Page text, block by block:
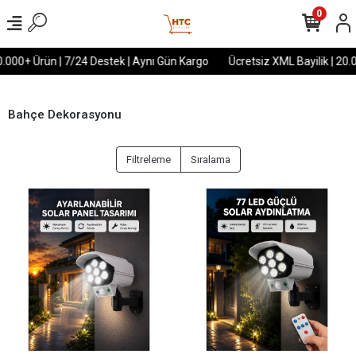
Ürün | 7/24 Destek | Aynı Gün Kargo Ücretsiz XML Bayilik |
0
Bahçe Dekorasyonu
Filtreleme Sıralama